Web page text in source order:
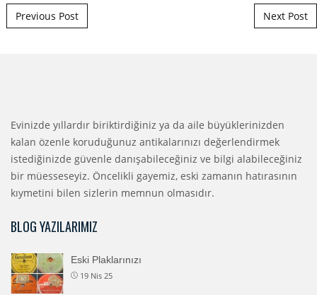
Post navigation
Previous Post Next Post
Evinizde yıllardır biriktirdiğiniz ya da aile büyüklerinizden
kalan özenle koruduğunuz antikalarınızı değerlendirmek
istediğinizde güvenle danışabileceğiniz ve bilgi alabileceğiniz
bir müesseseyiz. Öncelikli gayemiz, eski zamanın hatırasının
kıymetini bilen sizlerin memnun olmasıdır.
BLOG YAZILARIMIZ
Eski Plaklarınızı
19 Nis 25